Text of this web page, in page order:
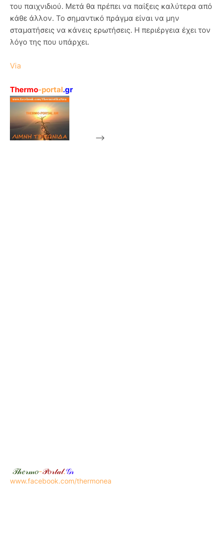
του παιχνιδιού. Μετά θα πρέπει να παίξεις καλύτερα από
κάθε άλλον. Το σημαντικό πράγμα είναι να μην
σταματήσεις να κάνεις ερωτήσεις. Η περιέργεια έχει τον
λόγο της που υπάρχει.
Via
Thermo-portal.gr
-->
𝒯𝒽𝑒𝓇𝓂𝑜-𝒫𝑜𝓇𝓉𝒶𝓁.𝒢𝓇
www.facebook.com/thermonea